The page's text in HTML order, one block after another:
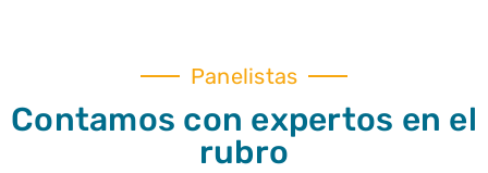
Panelistas
Contamos con expertos en el
rubro